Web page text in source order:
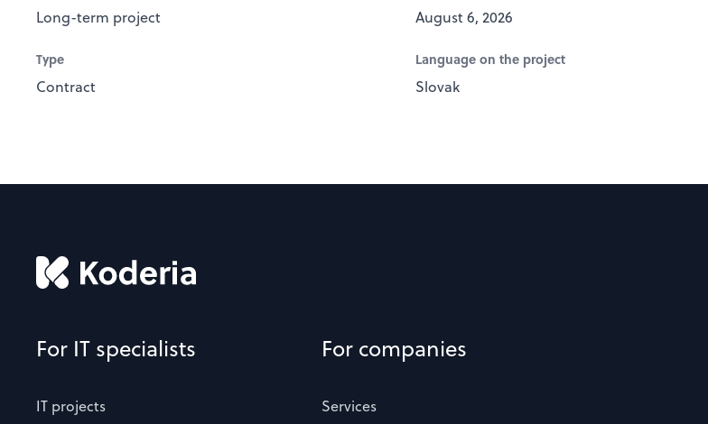
Long-term project August 6, 2026
Type
Contract
Language on the project
Slovak
For IT specialists
IT projects
For companies
Services